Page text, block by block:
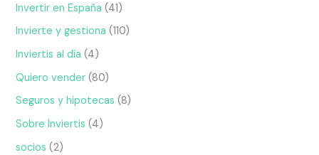
Invertir en España (41)
Invierte y gestiona (110)
Inviertis al día (4)
Quiero vender (80)
Seguros y hipotecas (8)
Sobre Inviertis (4)
socios (2)